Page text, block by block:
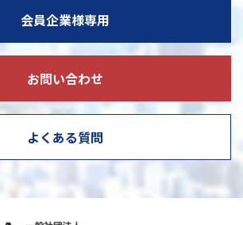
会員企業様専用
お問い合わせ
よくある質問